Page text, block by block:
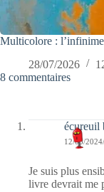
Multicolore :
28/07/2026
8 commentaires
écureuil
12/05/
Je suis plus
livre devrait me